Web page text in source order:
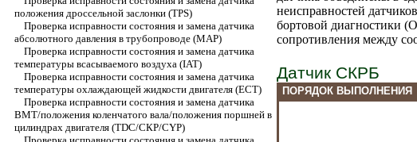
положения дроссельной заслонки (TPS)
Проверка исправности состояния и замена датчика
абсолютного давления в трубопроводе (МАР)
Проверка исправности состояния и замена датчика
температуры всасываемого воздуха (IAT)
Проверка исправности состояния и замена датчика
температуры охлаждающей жидкости двигателя (ЕСТ)
Проверка исправности состояния и замена датчика
ВМТ/положения коленчатого вала/положения поршней в
цилиндрах двигателя (TDC/СКР/CYP)
неисправностей
бортовой диагностики
сопротивления между
Датчик СКРБ
ПОРЯДОК ВЫПОЛНЕНИЯ